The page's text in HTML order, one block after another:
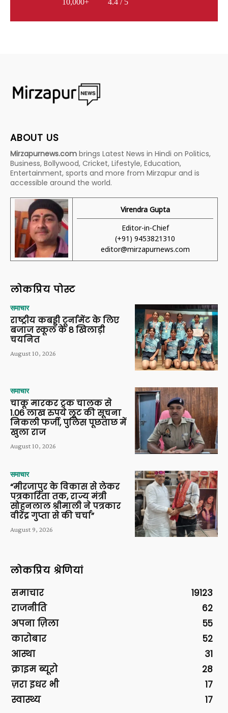
10,000+
4.4 / 5
ABOUT US
Mirzapurnews.com brings Latest News in Hindi on Politics,
Business, Bollywood, Cricket, Lifestyle, Education,
Entertainment, sports and more from Mirzapur and is
accessible around the world.
Virendra Gupta
Editor-in-Chief
(+91) 9453821310
editor@mirzapurnews.com
लोकप्रिय पोस्ट
समाचार
राष्ट्रीय कबड्डी टूर्नामेंट के लिए
बजाज स्कूल के 8 खिलाड़ी
चयनित
August 10, 2026
समाचार
चाकू मारकर ट्रक चालक से
1.06 लाख रुपये लूट की सूचना
निकली फर्जी, पुलिस पूछताछ में
खुला राज
August 10, 2026
समाचार
“मीरजापुर के विकास से लेकर
पत्रकारिता तक, राज्य मंत्री
सोहनलाल श्रीमाली ने पत्रकार
वीरेंद्र गुप्ता से की चर्चा”
August 9, 2026
लोकप्रिय श्रेणियां
समाचार
19123
राजनीति
62
अपना ज़िला
55
कारोबार
52
आस्था
31
क्राइम ब्यूरो
28
ज़रा इधर भी
17
स्वास्थ्य
17